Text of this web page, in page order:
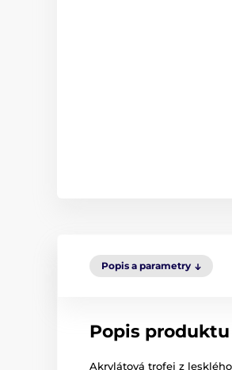
Popis a parametry
Popis produktu
Akrylátová trofej z